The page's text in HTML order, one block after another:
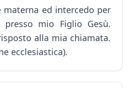
materna ed intercedo per
mio Figlio Gesù.
alla mia chiamata.
ecclesiastica).